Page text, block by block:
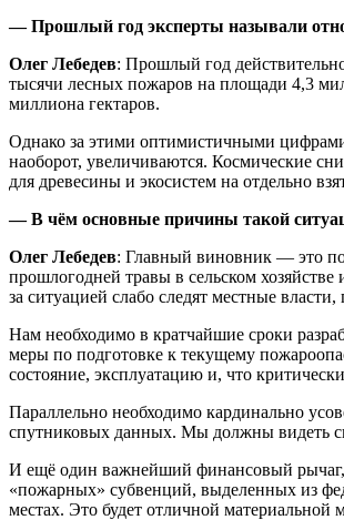
— Прошлый год эксперты называли
Олег Лебедев: Прошлый год
тысячи лесных пожаров на площади 4,3
миллиона гектаров.
Однако за этими оптимистичными цифрами
наоборот, увеличиваются. Космические
для древесины и экосистем на отдельно
— В чём основные причины такой
Олег Лебедев: Главный виновник — это
прошлогодней травы в сельском
за ситуацией слабо следят местные
Нам необходимо в кратчайшие сроки
меры по подготовке к текущему
состояние, эксплуатацию и, что
Параллельно необходимо кардинально
спутниковых данных. Мы должны видеть
И ещё один важнейший финансовый рычаг,
«пожарных» субвенций, выделенных из
местах. Это будет отличной